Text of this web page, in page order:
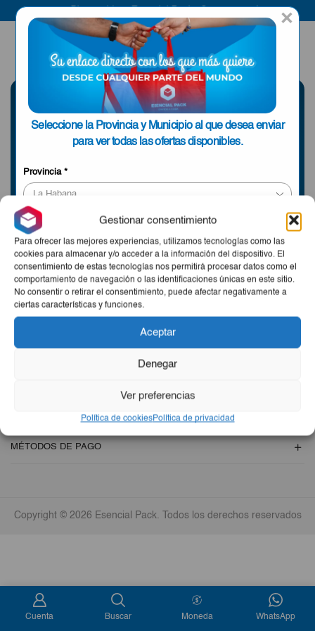
Gestionar consentimiento
Para ofrecer las mejores experiencias, utilizamos tecnologías como las
cookies para almacenar y/o acceder a la información del dispositivo. El
consentimiento de estas tecnologías nos permitirá procesar datos como el
comportamiento de navegación o las identificaciones únicas en este sitio.
No consentir o retirar el consentimiento, puede afectar negativamente a
ciertas características y funciones.
Aceptar
Denegar
Ver preferencias
Política de cookiesPolítica de privacidad
×
Seleccione la Provincia y Municipio al que desea enviar
para ver todas las ofertas disponibles.
Provincia*
Municipio
APLICAR
ENVIAR A LA
HABANA
SELECCIONE UNA
PROVINCIA
Información sobre envíos y tiempos de entrega
Products
POLÍTICAS Y TÉRMINOS
NUESTRA EMPRESA
MÉTODOS DE PAGO
Copyright © 2026 Esencial Pack. Todos los derechos reservados
Cuenta Buscar Moneda WhatsApp